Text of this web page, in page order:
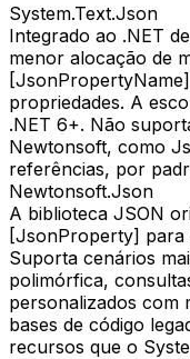
System.Text.Json
Integrado ao .NET
menor alocação de
propriedades. A
.NET 6+. Não
Newtonsoft, como
referências, por
Newtonsoft.Json
A biblioteca JSON
[JsonProperty] para
Suporta cenários
polimórfica,
personalizados com
bases de código
recursos que o